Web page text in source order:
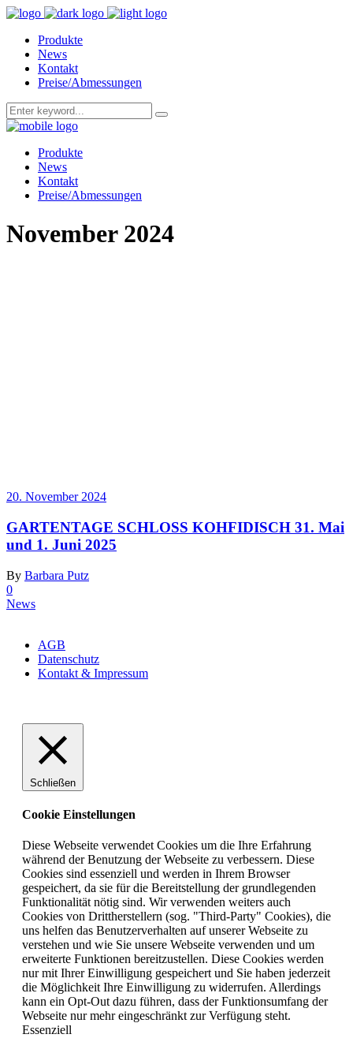
Produkte
News
Kontakt
Preise/Abmessungen
Produkte
News
Kontakt
Preise/Abmessungen
November 2024
20. November 2024
GARTENTAGE SCHLOSS KOHFIDISCH 31. Mai
und 1. Juni 2025
By Barbara Putz
0
News
AGB
Datenschutz
Kontakt & Impressum
Schließen
Cookie Einstellungen
Diese Webseite verwendet Cookies um die Ihre Erfahrung
während der Benutzung der Webseite zu verbessern. Diese
Cookies sind essenziell und werden in Ihrem Browser
gespeichert, da sie für die Bereitstellung der grundlegenden
Funktionalität nötig sind. Wir verwenden weiters auch
Cookies von Drittherstellern (sog. "Third-Party" Cookies), die
uns helfen das Benutzerverhalten auf unserer Webseite zu
verstehen und wie Sie unsere Webseite verwenden und um
erweiterte Funktionen bereitzustellen. Diese Cookies werden
nur mit Ihrer Einwilligung gespeichert und Sie haben jederzeit
die Möglichkeit Ihre Einwilligung zu widerrufen. Allerdings
kann ein Opt-Out dazu führen, dass der Funktionsumfang der
Webseite nur mehr eingeschränkt zur Verfügung steht.
Essenziell